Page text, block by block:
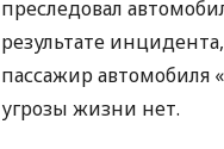
преследовал
результате
пассажир автомобиля
угрозы жизни нет.